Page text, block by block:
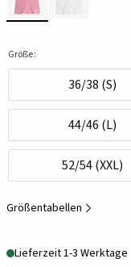
Größe:
36/38 (S)
44/46 (L)
52/54 (XXL)
Größentabellen
Lieferzeit 1-3 Werktage